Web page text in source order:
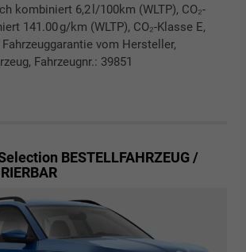
kombiniert 6,2 l/100km (WLTP), CO₂-
141.00 g/km (WLTP), CO₂-Klasse E,
vom Hersteller,
Fahrzeugnr.: 39851
Fahrzeugexposé drucken
BESTELLFAHRZEUG /